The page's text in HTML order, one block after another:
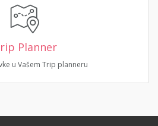
Planner
u Vašem Trip planneru